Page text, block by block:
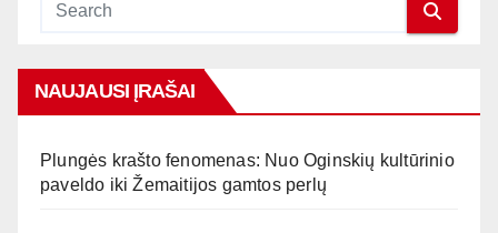
NAUJAUSI ĮRAŠAI
Plungės krašto fenomenas: Nuo Oginskių kultūrinio
paveldo iki Žemaitijos gamtos perlų